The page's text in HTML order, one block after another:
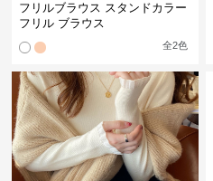
フリルブラウス スタンドカラー
フリル ブラウス
全2色